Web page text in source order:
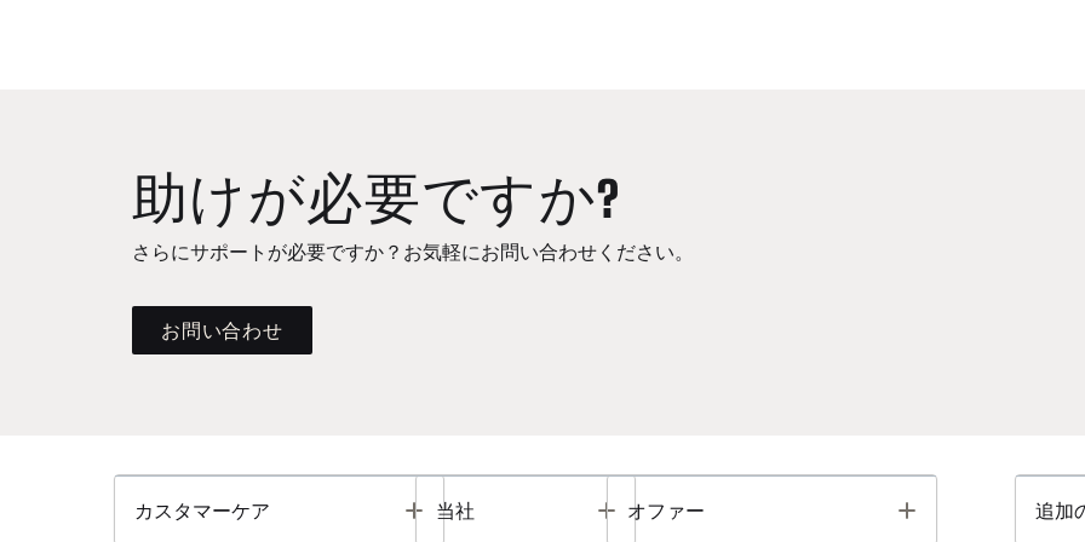
助けが必要ですか?
さらにサポートが必要ですか？お気軽にお問い合わせください。
お問い合わせ
カスタマーケア Toggle
当社 Toggle
オファー Toggle 追加